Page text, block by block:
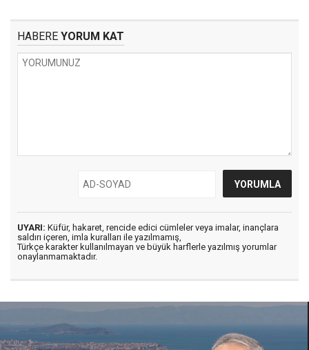
HABERE YORUM KAT
UYARI: Küfür, hakaret, rencide edici cümleler veya imalar, inançlara
saldırı içeren, imla kuralları ile yazılmamış,
Türkçe karakter kullanılmayan ve büyük harflerle yazılmış yorumlar
onaylanmamaktadır.